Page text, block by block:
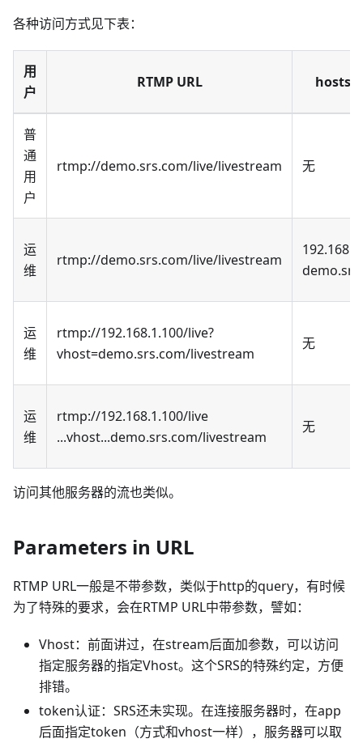
各种访问方式见下表：
用
户
RTMP URL hosts
普
通
用
户
rtmp://demo.srs.com/live/livestream 无
运
维
rtmp://demo.srs.com/live/livestream
运
维
rtmp://192.168.1.100/live?
vhost=demo.srs.com/livestream
无
运
维
rtmp://192.168.1.100/live
...vhost...demo.srs.com/livestream
无
访问其他服务器的流也类似。
Parameters in URL
RTMP URL一般是不带参数，类似于http的query，有时候
为了特殊的要求，会在RTMP URL中带参数，譬如：
Vhost：前面讲过，在stream后面加参数，可以访问
指定服务器的指定Vhost。这个SRS的特殊约定，方便
排错。
token认证：SRS还未实现。在连接服务器时，在app
后面指定token（方式和vhost一样），服务器可以取